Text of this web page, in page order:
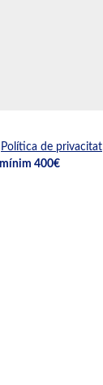
Política de privacitat
400€